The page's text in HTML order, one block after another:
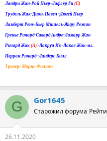
Ландри Жан-Рой Пьер-Лафлер Ги (С)
Трудель Жак-Дион, Павел -Дюгей Пьер
Ламберт Рене-Бьер Мишель-Жиру Режан
Гренье Ричард-Савард Андре-Ламарр Жан
Ричард Жак (А) -Лакруа Ив -Локас Жак-мл.
Перрон Ричард -Ландерс Билл
Тренер: Морис Филион
G Gor1645
Старожил форума
26.11.2020